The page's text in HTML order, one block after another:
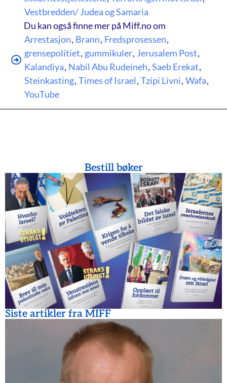
Vestbredden/ Judea og Samaria
Du kan også finne mer på Miff.no om
Arrestasjon, Brann, Fredsprosessen,
grensepolitiet, gummikuler, Jerusalem Post,
Kalandiya, Nabil Abu Rudeineh, Saeb Erekat,
Steinkasting, Times of Israel, Tzipi Livni, Wafa,
YouTube
Bestill bøker
Siste artikler fra MIFF